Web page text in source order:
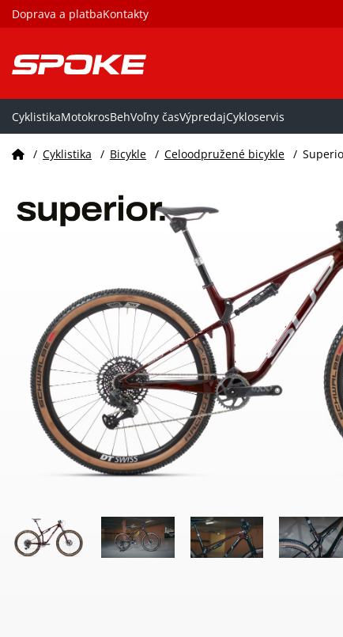
Doprava a platbaKontakty
CyklistikaMotokrosBehVoľny časVýpredajCykloservis
/ Cyklistika / Bicykle / Celoodpružené bicykle /